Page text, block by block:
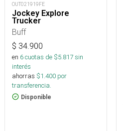
OUT021919FE
Jockey Explore
Trucker
Buff
$ 34.900
en 6cuotas de $5.817sin
interés
ahorras $1.400 por
transferencia.
Disponible